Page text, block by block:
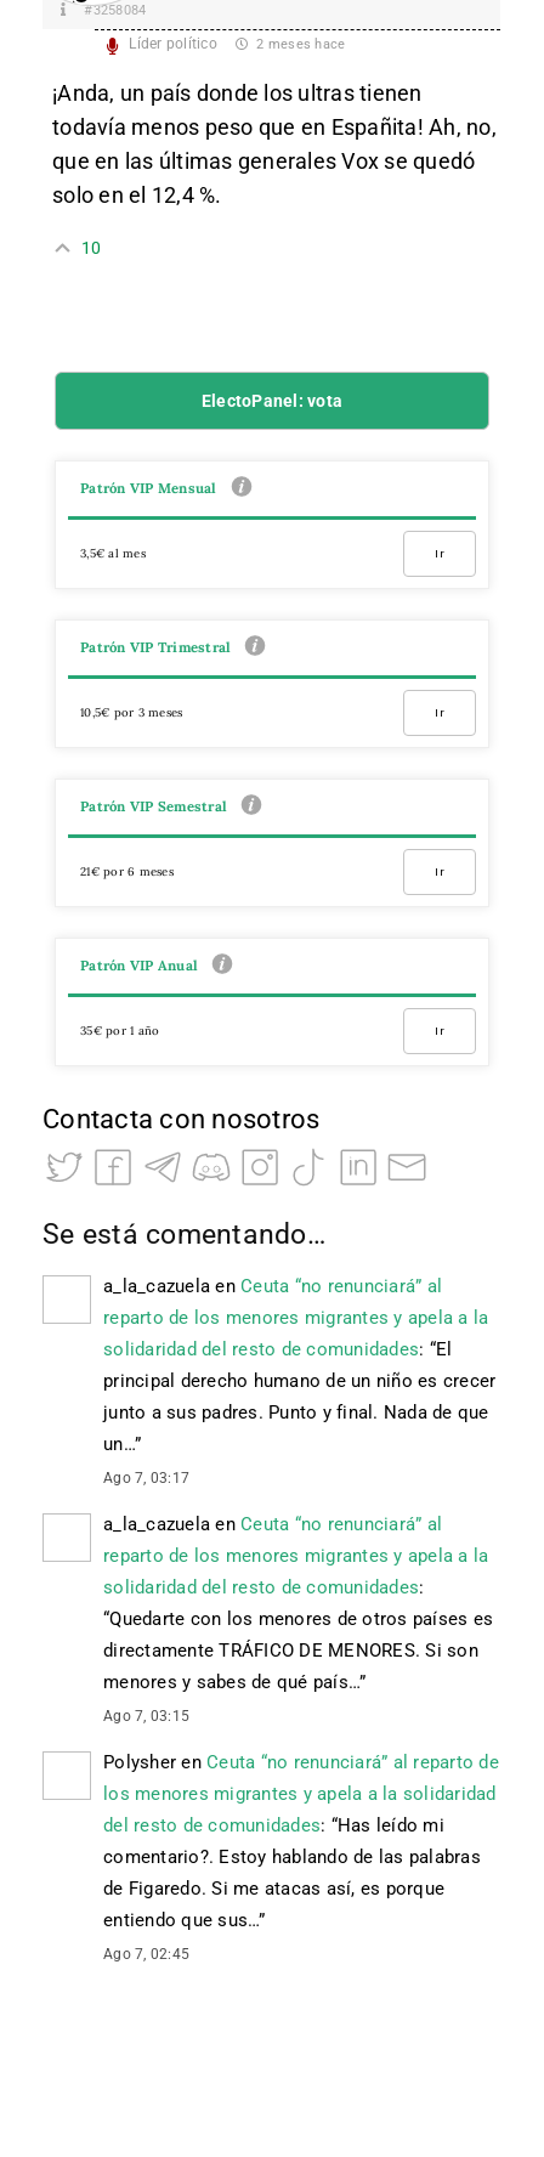
#3258084
Líder político 2 meses hace
¡Anda, un país donde los ultras tienen
todavía menos peso que en Españita! Ah, no,
que en las últimas generales Vox se quedó
solo en el 12,4 %.
10
ElectoPanel: vota
Patrón VIP Mensual
3,5€ al mes Ir
Patrón VIP Trimestral
10,5€ por 3 meses Ir
Patrón VIP Semestral
21€ por 6 meses Ir
Patrón VIP Anual
35€ por 1 año Ir
Contacta con nosotros
Se está comentando…
a_la_cazuela en Ceuta “no renunciará” al
reparto de los menores migrantes y apela a la
solidaridad del resto de comunidades: “El
principal derecho humano de un niño es crecer
junto a sus padres. Punto y final. Nada de que
un…”
Ago 7, 03:17
a_la_cazuela en Ceuta “no renunciará” al
reparto de los menores migrantes y apela a la
solidaridad del resto de comunidades:
“Quedarte con los menores de otros países es
directamente TRÁFICO DE MENORES. Si son
menores y sabes de qué país…”
Ago 7, 03:15
Polysher en Ceuta “no renunciará” al reparto de
los menores migrantes y apela a la solidaridad
del resto de comunidades: “Has leído mi
comentario?. Estoy hablando de las palabras
de Figaredo. Si me atacas así, es porque
entiendo que sus…”
Ago 7, 02:45